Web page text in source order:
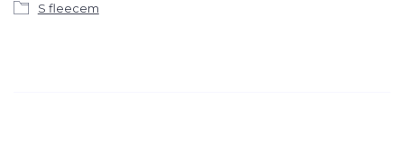
S fleecem